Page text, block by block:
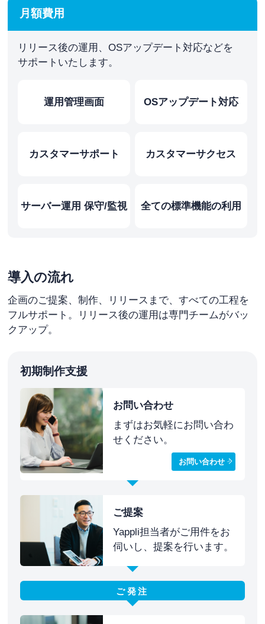
月額費用
リリース後の運用、OSアップデート対応などを
サポートいたします。
運⽤管理画⾯ OSアップデート対応
カスタマーサポート カスタマーサクセス
サーバー運⽤ 保守/監視 全ての標準機能の利⽤
導入の流れ
企画のご提案、制作、リリースまで、すべての工程を
フルサポート。リリース後の運用は専門チームがバッ
クアップ。
初期制作支援
お問い合わせ
まずはお気軽にお問い合わ
せください。
お問い合わせ
ご提案
Yappli担当者がご用件をお
伺いし、提案を行います。
ご発注